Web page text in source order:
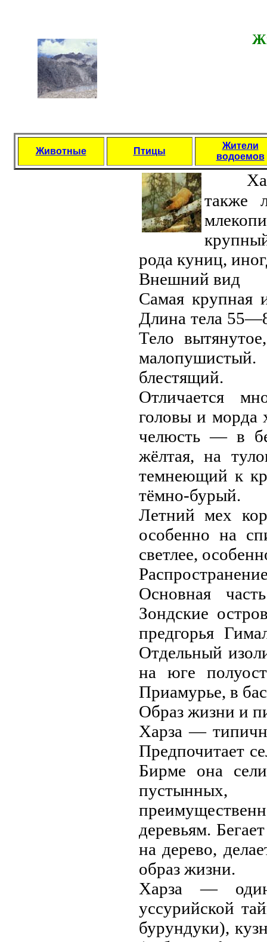
Животные Птицы
Жители
водоемов
также
рода куниц,
Внешний вид
Сaмая крупная
Длина тела
Тело
блестящий.
Отличается
головы и морда
челюсть — в
жёлтая, на
темнеющий к
тёмно-бурый.
Летний мех
особенно на
светлее,
Основная
Зондские
предгорья
Отдельный
на юге
Приaмурье, в
Образ жизни и
Харза —
Предпочитает
Бирме она
пустынных,
деревьям.
на дерево,
образ жизни.
Харза —
уссурийской
бурундуки),